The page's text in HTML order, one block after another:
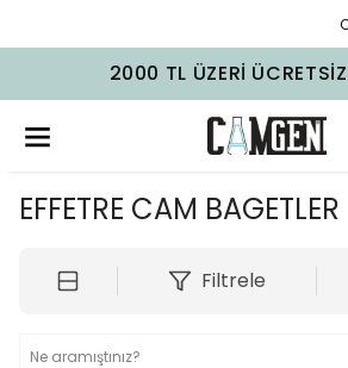
2000 TL ÜZERI
EFFETRE CAM BAGETLER
Filtrele